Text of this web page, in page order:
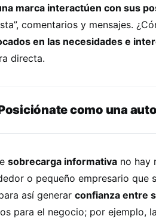
marca interactúen con sus
comentarios y mensajes.
en las necesidades e
directa.
como una
sobrecarga informativa no hay
o pequeño empresario
así generar confianza entre
para el negocio; por ejemplo,